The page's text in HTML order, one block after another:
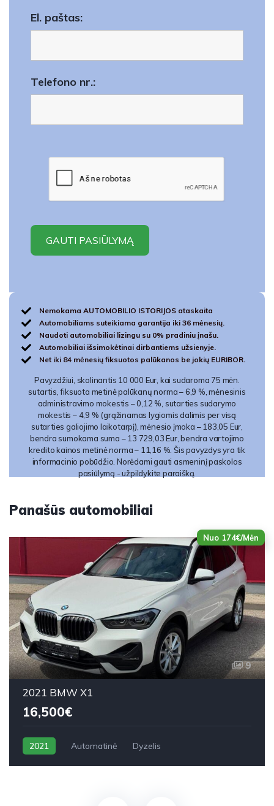
El. paštas:
Telefono nr.:
Nemokama AUTOMOBILIO ISTORIJOS ataskaita
Automobiliams suteikiama garantija iki 36 mėnesių.
Naudoti automobiliai lizingu su 0% pradiniu įnašu.
Automobiliai išsimokėtinai dirbantiems užsienyje.
Net iki 84 mėnesių fiksuotos palūkanos be jokių EURIBOR.
Pavyzdžiui, skolinantis 10 000 Eur, kai sudaroma 75 mėn.
sutartis, fiksuota metinė palūkanų norma – 6,9 %, mėnesinis
administravimo mokestis – 0,12 %, sutarties sudarymo
mokestis – 4,9 % (grąžinamas lygiomis dalimis per visą
sutarties galiojimo laikotarpį), mėnesio įmoka – 183,05 Eur,
bendra sumokama suma – 13 729,03 Eur, bendra vartojimo
kredito kainos metinė norma – 11,16 %. Šis pavyzdys yra tik
informacinio pobūdžio. Norėdami gauti asmeninį paskolos
pasiūlymą - užpildykite paraišką.
Panašūs automobiliai
Nuo 174€/Mėn
9
2021 BMW X1
16,500€
2021 Automatinė Dyzelis